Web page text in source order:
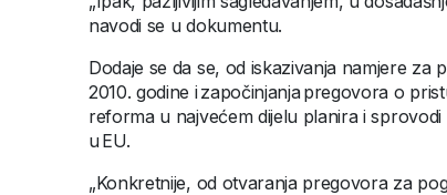
navodi se u dokumentu.
Dodaje se da se, od iskazivanja namjere za
2010. godine i započinjanja pregovora o
reforma u najvećem dijelu planira i
u EU.
„Konkretnije, od otvaranja pregovora za